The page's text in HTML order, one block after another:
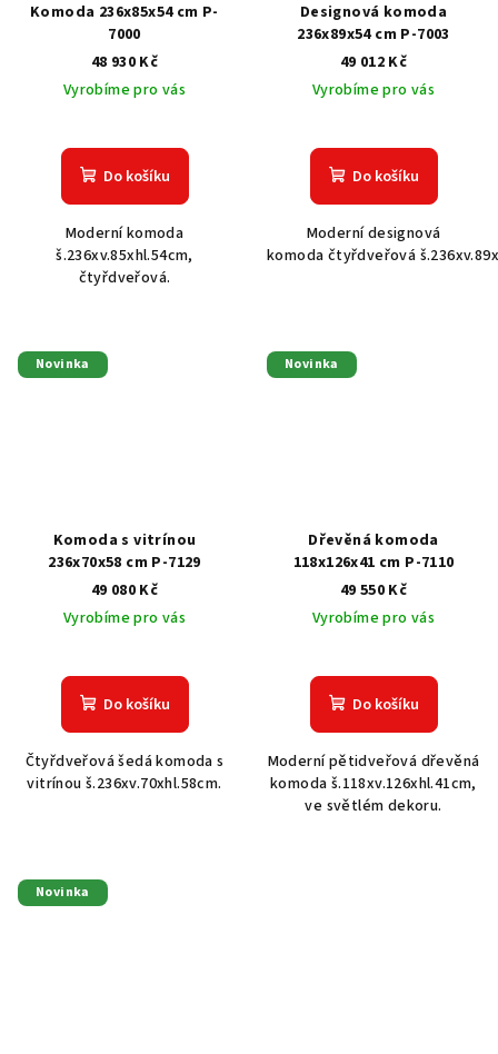
Komoda 236x85x54 cm P-
7000
48 930 Kč
Vyrobíme pro vás
Do košíku
Moderní komoda
š.236xv.85xhl.54cm,
čtyřdveřová.
Designová komoda
236x89x54 cm P-7003
49 012 Kč
Vyrobíme pro vás
Do košíku
Moderní designová
komoda čtyřdveřová
Novinka
Komoda s vitrínou
236x70x58 cm P-7129
49 080 Kč
Vyrobíme pro vás
Do košíku
Čtyřdveřová šedá komoda s
vitrínou š.236xv.70xhl.58cm.
Novinka
Dřevěná komoda
118x126x41 cm P-7110
49 550 Kč
Vyrobíme pro vás
Do košíku
Moderní pětidveřová dřevěná
komoda š.118xv.126xhl.41cm,
ve světlém dekoru.
Novinka